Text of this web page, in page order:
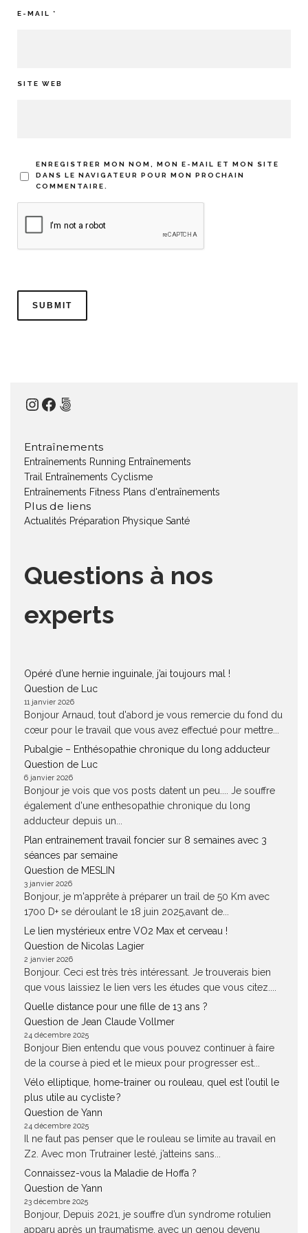
E-MAIL *
SITE WEB
ENREGISTRER MON NOM, MON E-MAIL ET MON SITE
DANS LE NAVIGATEUR POUR MON PROCHAIN
COMMENTAIRE.
Instagram
Facebook
500px
Entraînements
Entraînements Running Entraînements
Trail
Entraînements Cyclisme
Entraînements Fitness Plans d'entraînements
Plus de liens
Actualités Préparation Physique Santé
Questions à nos
experts
Opéré d’une hernie inguinale, j’ai toujours mal !
Question de Luc
11 janvier 2026
Bonjour Arnaud, tout d'abord je vous remercie du fond du
cœur pour le travail que vous avez effectué pour mettre...
Pubalgie – Enthésopathie chronique du long adducteur
Question de Luc
6 janvier 2026
Bonjour je vois que vos posts datent un peu.... Je souffre
également d'une enthesopathie chronique du long
adducteur depuis un...
Plan entrainement travail foncier sur 8 semaines avec 3
séances par semaine
Question de MESLIN
3 janvier 2026
Bonjour, je m'apprête à préparer un trail de 50 Km avec
1700 D+ se déroulant le 18 juin 2025,avant de...
Le lien mystérieux entre VO2 Max et cerveau !
Question de Nicolas Lagier
2 janvier 2026
Bonjour. Ceci est très très intéressant. Je trouverais bien
que vous laissiez le lien vers les études que vous citez....
Quelle distance pour une fille de 13 ans ?
Question de Jean Claude Vollmer
24 décembre 2025
Bonjour Bien entendu que vous pouvez continuer à faire
de la course à pied et le mieux pour progresser est...
Vélo elliptique, home-trainer ou rouleau, quel est l’outil le
plus utile au cycliste ?
Question de Yann
24 décembre 2025
Il ne faut pas penser que le rouleau se limite au travail en
Z2. Avec mon Trutrainer lesté, j’atteins sans...
Connaissez-vous la Maladie de Hoffa ?
Question de Yann
23 décembre 2025
Bonjour, Depuis 2021, je souffre d’un syndrome rotulien
apparu après un traumatisme, avec un genou devenu